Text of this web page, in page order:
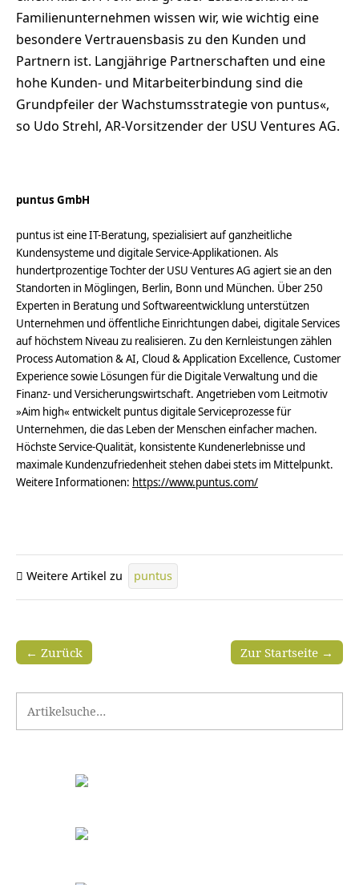
Familienunternehmen wissen wir, wie wichtig eine
besondere Vertrauensbasis zu den Kunden und
Partnern ist. Langjährige Partnerschaften und eine
hohe Kunden- und Mitarbeiterbindung sind die
Grundpfeiler der Wachstumsstrategie von puntus«,
so Udo Strehl, AR-Vorsitzender der USU Ventures AG.
puntus GmbH
puntus ist eine IT-Beratung, spezialisiert auf ganzheitliche
Kundensysteme und digitale Service-Applikationen. Als
hundertprozentige Tochter der USU Ventures AG agiert sie an den
Standorten in Möglingen, Berlin, Bonn und München. Über 250
Experten in Beratung und Softwareentwicklung unterstützen
Unternehmen und öffentliche Einrichtungen dabei, digitale Services
auf höchstem Niveau zu realisieren. Zu den Kernleistungen zählen
Process Automation & AI, Cloud & Application Excellence, Customer
Experience sowie Lösungen für die Digitale Verwaltung und die
Finanz- und Versicherungswirt­schaft. Angetrieben vom Leitmotiv
»Aim high« entwickelt puntus digitale Servicepro­zesse für
Unternehmen, die das Leben der Menschen einfacher machen.
Höchste Service-Qualität, konsistente Kundenerlebnisse und
maximale Kundenzufriedenheit stehen dabei stets im Mittelpunkt.
Weitere Informationen: https://www.puntus.com/
Weitere Artikel zu puntus
Zur Startseite →
← Zurück